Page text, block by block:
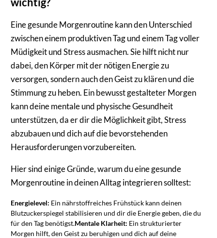
Eine gesunde Morgenroutine kann den Unterschied
zwischen einem produktiven Tag und einem Tag voller
Müdigkeit und Stress ausmachen. Sie hilft nicht nur
dabei, den Körper mit der nötigen Energie zu
versorgen, sondern auch den Geist zu klären und die
Stimmung zu heben. Ein bewusst gestalteter Morgen
kann deine mentale und physische Gesundheit
unterstützen, da er dir die Möglichkeit gibt, Stress
abzubauen und dich auf die bevorstehenden
Herausforderungen vorzubereiten.
Hier sind einige Gründe, warum du eine gesunde
Morgenroutine in deinen Alltag integrieren solltest:
Energielevel: Ein nährstoffreiches Frühstück kann deinen
Blutzuckerspiegel stabilisieren und dir die Energie geben, die du
für den Tag benötigst.Mentale Klarheit: Ein strukturierter
Morgen hilft, den Geist zu beruhigen und dich auf deine